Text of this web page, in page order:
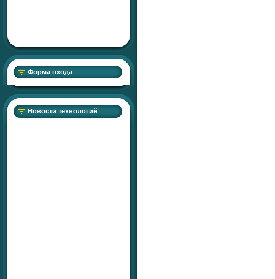
Форма входа
Новости технологий